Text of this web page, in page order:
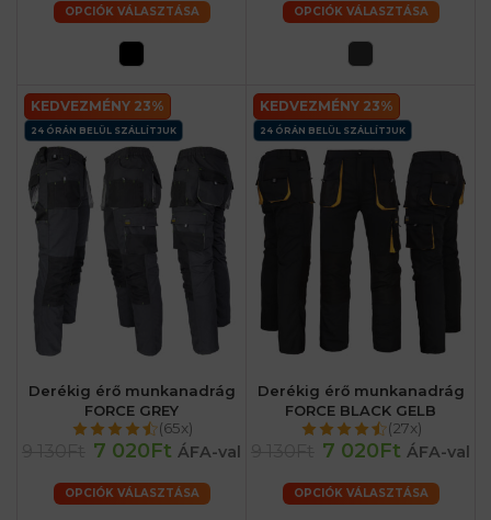
OPCIÓK VÁLASZTÁSA OPCIÓK VÁLASZTÁSA
KEDVEZMÉNY 23%
24 ÓRÁN BELÜL SZÁLLÍTJUK
Derékig érő munkanadrág
FORCE GREY
(65x)
7 020Ft ÁFA-val
OPCIÓK VÁLASZTÁSA
KEDVEZMÉNY 23%
24 ÓRÁN BELÜL SZÁLLÍTJUK
Derékig érő munkanadrág
FORCE BLACK GELB
(27x)
7 020Ft ÁFA-val
OPCIÓK VÁLASZTÁSA